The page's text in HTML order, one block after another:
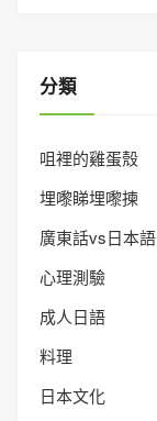
分類
咀裡的雞蛋殼
埋嚟睇埋嚟揀
廣東話vs日本語
心理測驗
成人日語
料理
日本文化